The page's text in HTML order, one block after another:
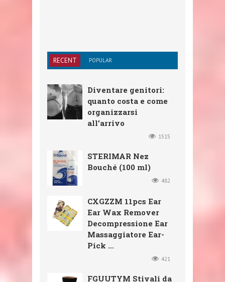
RECENT POPULAR
Diventare genitori:
quanto costa e come
organizzarsi
all’arrivo
1515
STERIMAR Nez
Bouché (100 ml)
482
CXGZZM 11pcs Ear
Ear Wax Remover
Decompressione Ear
Massaggiatore Ear-
Pick ...
421
FGUUTYM Stivali da